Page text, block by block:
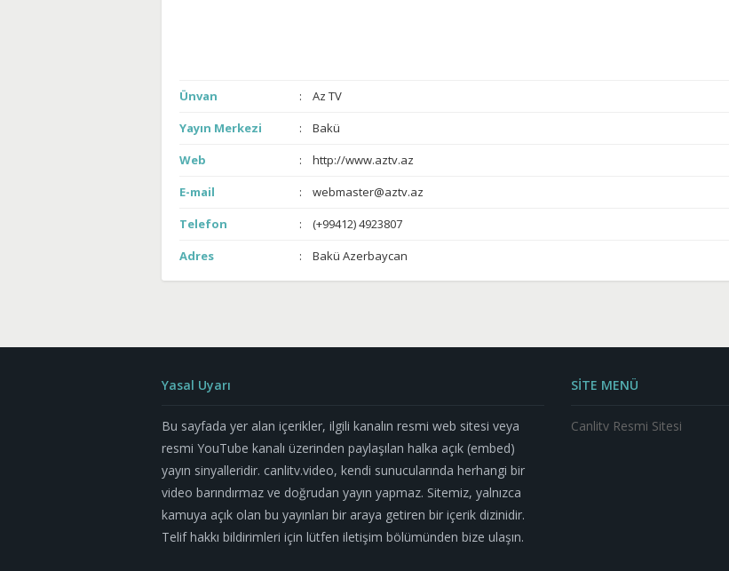
Ünvan
Az TV
Yayın Merkezi
Bakü
Web
http://www.aztv.az
E-mail
webmaster@aztv.az
Telefon
(+99412) 4923807
Adres
Bakü Azerbaycan
Yasal Uyarı
Bu sayfada yer alan içerikler, ilgili kanalın resmi web sitesi veya
resmi YouTube kanalı üzerinden paylaşılan halka açık (embed)
yayın sinyalleridir. canlitv.video, kendi sunucularında herhangi bir
video barındırmaz ve doğrudan yayın yapmaz. Sitemiz, yalnızca
kamuya açık olan bu yayınları bir araya getiren bir içerik dizinidir.
Telif hakkı bildirimleri için lütfen iletişim bölümünden bize ulaşın.
SİTE MENÜ
Canlitv Resmi Sitesi